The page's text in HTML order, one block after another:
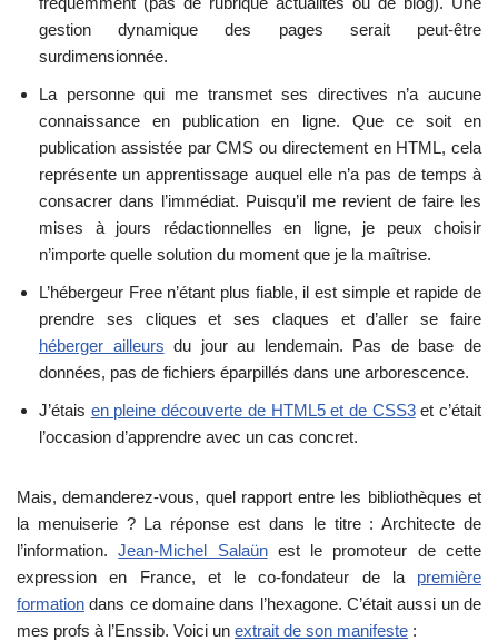
gestion dynamique des pages serait peut-être
surdimensionnée.
La personne qui me transmet ses directives n’a aucune
connaissance en publication en ligne. Que ce soit en
publication assistée par CMS ou directement en HTML, cela
représente un apprentissage auquel elle n’a pas de temps à
consacrer dans l’immédiat. Puisqu’il me revient de faire les
mises à jours rédactionnelles en ligne, je peux choisir
n’importe quelle solution du moment que je la maîtrise.
L’hébergeur Free n’étant plus fiable, il est simple et rapide de
prendre ses cliques et ses claques et d’aller se faire
héberger ailleurs du jour au lendemain. Pas de base de
données, pas de fichiers éparpillés dans une arborescence.
J’étais en pleine découverte de HTML5 et de CSS3et c’était
l’occasion d’apprendre avec un cas concret.
Mais, demanderez-vous, quel rapport entre les bibliothèques et
la menuiserie ? La réponse est dans le titre : Architecte de
l’information.Jean-Michel Salaünest le promoteur de cette
expression en France, et le co-fondateur de la première
formation dans ce domaine dans l’hexagone. C’était aussi un de
mes profs à l’Enssib. Voici un extrait de son manifeste :